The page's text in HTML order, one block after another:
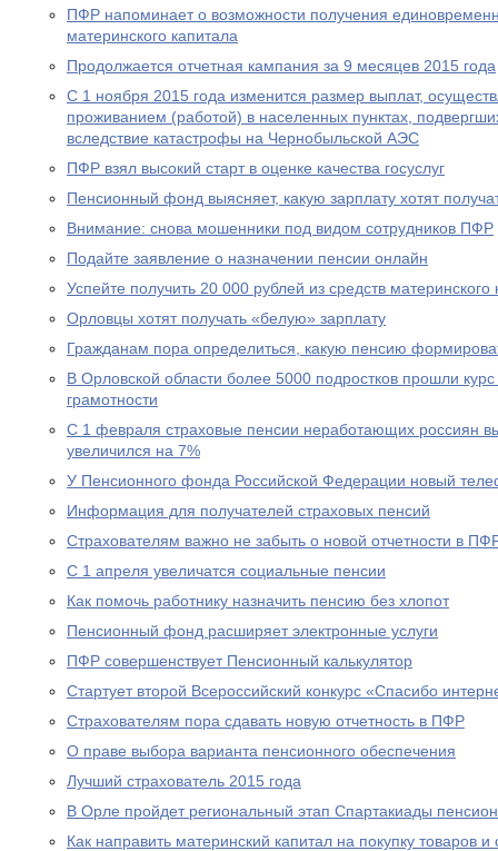
ПФР напоминает о возможности получения
материнского капитала
Продолжается отчетная кампания за 9 месяцев 2015 года
С 1 ноября 2015 года изменится размер выплат,
проживанием (работой) в населенных пунктах,
вследствие катастрофы на Чернобыльской АЭС
ПФР взял высокий старт в оценке качества госуслуг
Пенсионный фонд выясняет, какую зарплату хотят
Внимание: снова мошенники под видом сотрудников ПФР
Подайте заявление о назначении пенсии онлайн
Успейте получить 20 000 рублей из средств материнского
Орловцы хотят получать «белую» зарплату
Гражданам пора определиться, какую пенсию
В Орловской области более 5000 подростков прошли
грамотности
С 1 февраля страховые пенсии неработающих россиян
увеличился на 7%
У Пенсионного фонда Российской Федерации новый
Информация для получателей страховых пенсий
Страхователям важно не забыть о новой отчетности в
С 1 апреля увеличатся социальные пенсии
Как помочь работнику назначить пенсию без хлопот
Пенсионный фонд расширяет электронные услуги
ПФР совершенствует Пенсионный калькулятор
Стартует второй Всероссийский конкурс «Спасибо
Страхователям пора сдавать новую отчетность в ПФР
О праве выбора варианта пенсионного обеспечения
Лучший страхователь 2015 года
В Орле пройдет региональный этап Спартакиады
Как направить материнский капитал на покупку товаров